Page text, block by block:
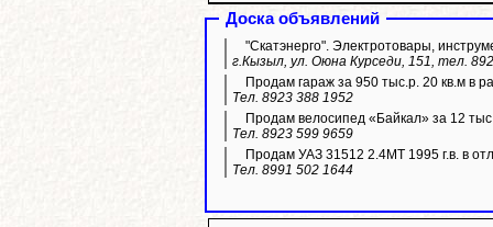
Доска объявлений
"Скатэнерго". Электротовары,
г.Кызыл, ул. Оюна Курседи, 151, тел.
Продам гараж за 950 тыс.р. 20 кв.м в
Тел. 8923 388 1952
Продам велосипед «Байкал» за 12
Тел. 8923 599 9659
Продам УАЗ 31512 2.4МТ 1995 г.в. в
Тел. 8991 502 1644